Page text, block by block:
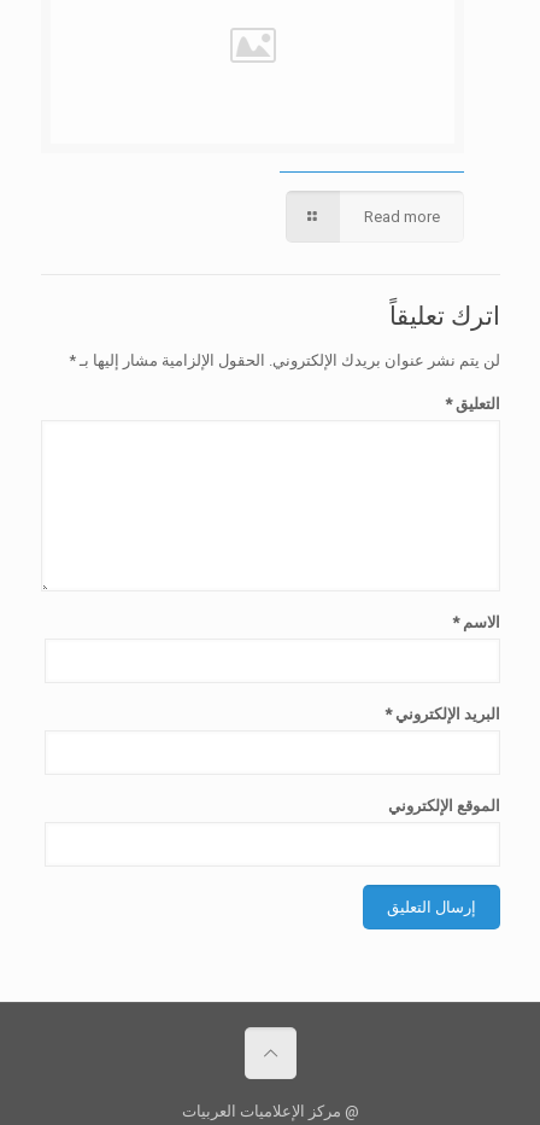
Read more
اترك تعليقاً
لن يتم نشر عنوان بريدك الإلكتروني. الحقول الإلزامية مشار إليها بـ*
التعليق*
الاسم*
البريد الإلكتروني*
الموقع الإلكتروني
@ مركز الإعلاميات العربيات